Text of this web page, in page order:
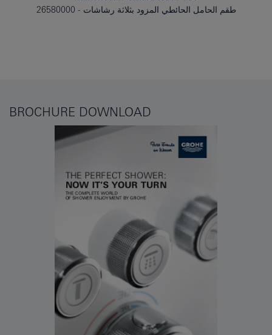
طقم الحامل الحائطي المزود بثلاثة رشاشات
26580000
BROCHURE DOWNLOAD